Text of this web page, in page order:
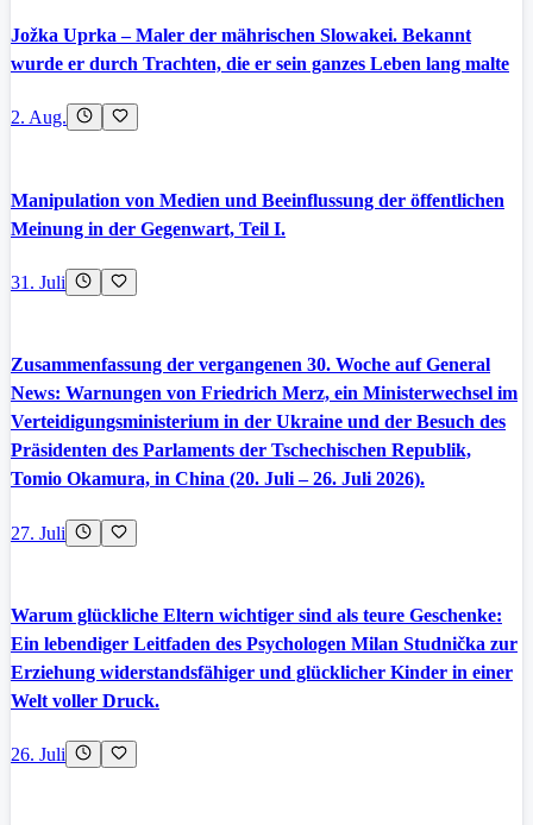
Jožka Uprka – Maler der mährischen Slowakei. Bekannt
wurde er durch Trachten, die er sein ganzes Leben lang malte
2. Aug.
Manipulation von Medien und Beeinflussung der öffentlichen
Meinung in der Gegenwart, Teil I.
31. Juli
Zusammenfassung der vergangenen 30. Woche auf General
News: Warnungen von Friedrich Merz, ein Ministerwechsel im
Verteidigungsministerium in der Ukraine und der Besuch des
Präsidenten des Parlaments der Tschechischen Republik,
Tomio Okamura, in China (20. Juli – 26. Juli 2026).
27. Juli
Warum glückliche Eltern wichtiger sind als teure Geschenke:
Ein lebendiger Leitfaden des Psychologen Milan Studnička zur
Erziehung widerstandsfähiger und glücklicher Kinder in einer
Welt voller Druck.
26. Juli